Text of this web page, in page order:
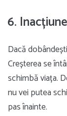
6. Inacțiune
Dacă
Creșterea se
schimbă viața.
nu vei putea
pas înainte.